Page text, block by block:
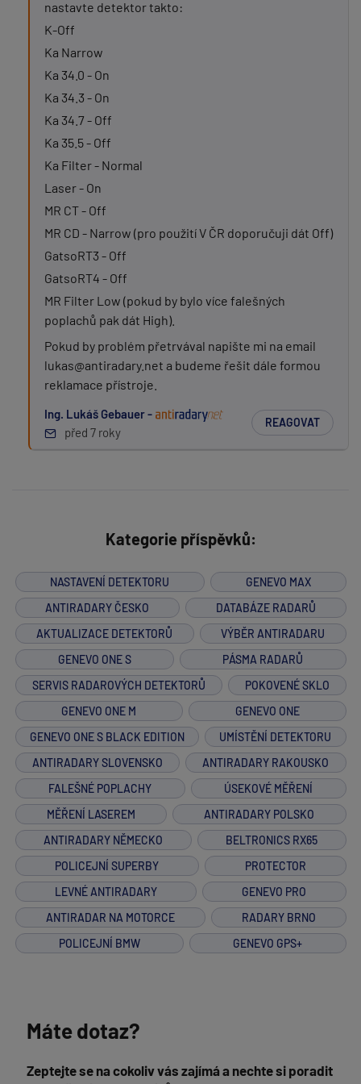
nastavte detektor takto:
K-Off
Ka Narrow
Ka 34.0 - On
Ka 34.3 - On
Ka 34.7 - Off
Ka 35.5 - Off
Ka Filter - Normal
Laser - On
MR CT - Off
MR CD - Narrow (pro použití V ČR doporučuji dát Off)
GatsoRT3 - Off
GatsoRT4 - Off
MR Filter Low (pokud by bylo více falešných
poplachů pak dát High).
Pokud by problém přetrvával napište mi na email
lukas@antiradary.net a budeme řešit dále formou
reklamace přístroje.
Ing. Lukáš Gebauer -
před 7 roky
REAGOVAT
Kategorie příspěvků:
NASTAVENÍ DETEKTORU
GENEVO MAX
ANTIRADARY ČESKO
DATABÁZE RADARŮ
AKTUALIZACE DETEKTORŮ
VÝBĚR ANTIRADARU
GENEVO ONE S
PÁSMA RADARŮ
SERVIS RADAROVÝCH DETEKTORŮ
POKOVENÉ SKLO
GENEVO ONE M
GENEVO ONE
GENEVO ONE S BLACK EDITION
UMÍSTĚNÍ DETEKTORU
ANTIRADARY SLOVENSKO
ANTIRADARY RAKOUSKO
FALEŠNÉ POPLACHY
ÚSEKOVÉ MĚŘENÍ
MĚŘENÍ LASEREM
ANTIRADARY POLSKO
ANTIRADARY NĚMECKO
BELTRONICS RX65
POLICEJNÍ SUPERBY
PROTECTOR
LEVNÉ ANTIRADARY
GENEVO PRO
ANTIRADAR NA MOTORCE
RADARY BRNO
POLICEJNÍ BMW
GENEVO GPS+
Máte dotaz?
Zeptejte se na cokoliv vás zajímá a nechte si poradit